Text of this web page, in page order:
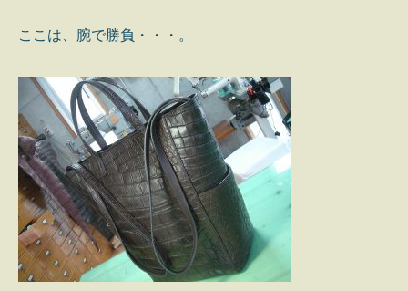
ここは、腕で勝負・・・。